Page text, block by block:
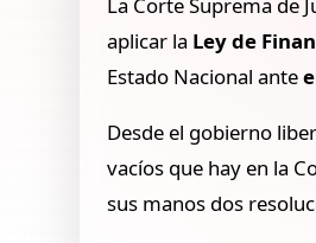
aplicar la Ley de
Estado Nacional ante
Desde el gobierno
vacíos que hay en la
sus manos dos